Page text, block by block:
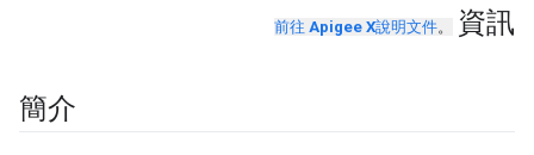
前往 Apigee X說明文件。 資訊
簡介